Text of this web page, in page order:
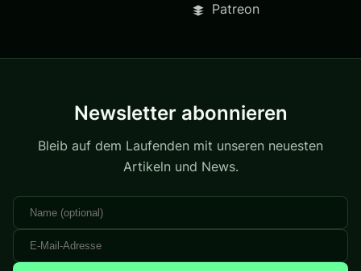
Patreon
Newsletter abonnieren
Bleib auf dem Laufenden mit unseren neuesten
Artikeln und News.